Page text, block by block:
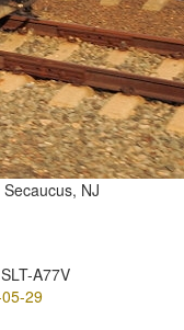
NJ
A77V
29